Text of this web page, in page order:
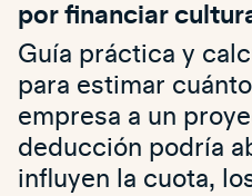
por financiar
Guía práctica y
para estimar
empresa a un
deducción podría
influyen la cuota,